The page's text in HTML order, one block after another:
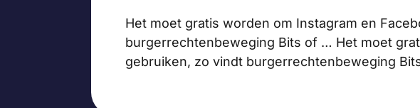
Het moet gratis worden om Instagram en
burgerrechtenbeweging Bits of … Het moet
gebruiken, zo vindt burgerrechtenbeweging